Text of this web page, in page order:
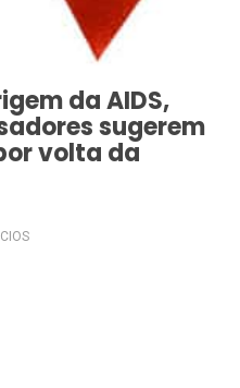
da AIDS,
sugerem
volta da